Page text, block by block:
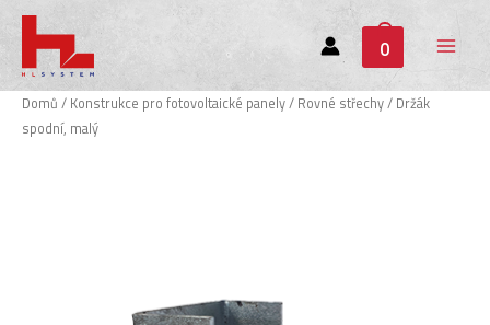
0
Main
Menu
Domů / Konstrukce pro fotovoltaické panely/ Rovné střechy/ Držák
spodní, malý